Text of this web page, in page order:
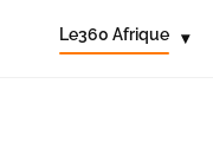
Le360 Afrique ▾